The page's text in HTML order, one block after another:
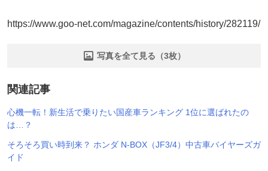
https://www.goo-net.com/magazine/contents/history/282119/
写真を全て見る（3枚）
関連記事
心機一転！新生活で乗りたい国産車ランキング 1位に選ばれたの
は…？
そろそろ買い時到来？ ホンダ N-BOX（JF3/4）中古車バイヤーズガ
イド